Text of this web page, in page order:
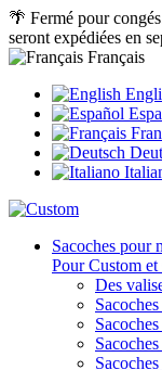
🌴 Fermé pour
seront expédiées en
Français
Sacoches pour
Pour Custom et
Des